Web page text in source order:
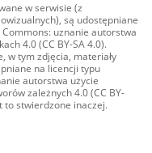
w serwisie (z
są udostępniane
uznanie autorstwa
4.0 (CC BY-SA 4.0).
w tym zdjęcia, materiały
na licencji typu
autorstwa użycie
zależnych 4.0 (CC BY-
to stwierdzone inaczej.